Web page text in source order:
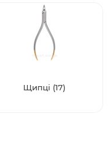
Щипці (17)